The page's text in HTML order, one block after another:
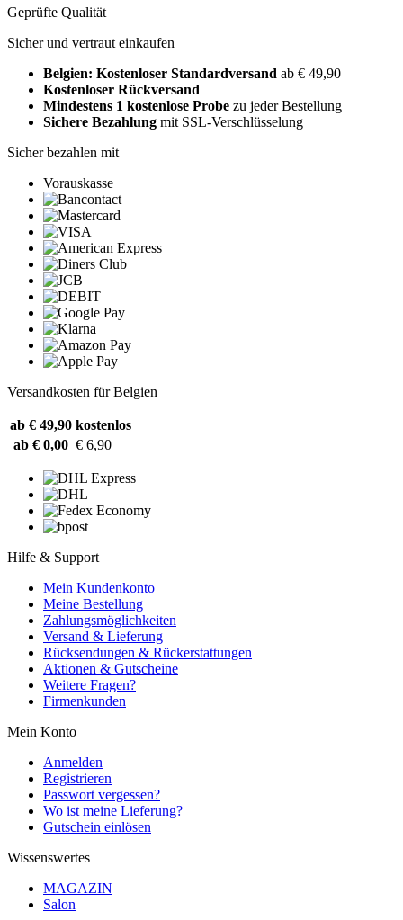
Geprüfte Qualität
Sicher und vertraut einkaufen
Belgien: Kostenloser Standardversand ab € 49,90
Kostenloser Rückversand
Mindestens 1 kostenlose Probe zu jeder Bestellung
Sichere Bezahlung mit SSL-Verschlüsselung
Sicher bezahlen mit
Vorauskasse
Versandkosten für Belgien
ab € 49,90 kostenlos
ab € 0,00 € 6,90
Hilfe & Support
Mein Kundenkonto
Meine Bestellung
Zahlungsmöglichkeiten
Versand & Lieferung
Rücksendungen & Rückerstattungen
Aktionen & Gutscheine
Weitere Fragen?
Firmenkunden
Mein Konto
Anmelden
Registrieren
Passwort vergessen?
Wo ist meine Lieferung?
Gutschein einlösen
Wissenswertes
MAGAZIN
Salon